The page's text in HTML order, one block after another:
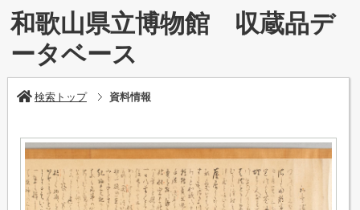
和歌山県立博物館 収蔵品デ
ータベース
検索トップ 資料情報